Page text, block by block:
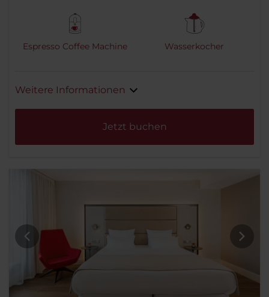
Espresso Coffee Machine Wasserkocher
Weitere Informationen
Jetzt buchen